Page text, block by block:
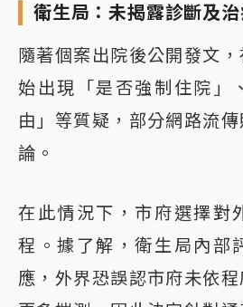
衛生局：未揭露診斷及
隨著個案出院後公開發文
始出現「是否強制住院」
由」等質疑，部分網路流
論。
在此情況下，市府選擇對
程。據了解，衛生局內部
應，外界恐誤認市府未依